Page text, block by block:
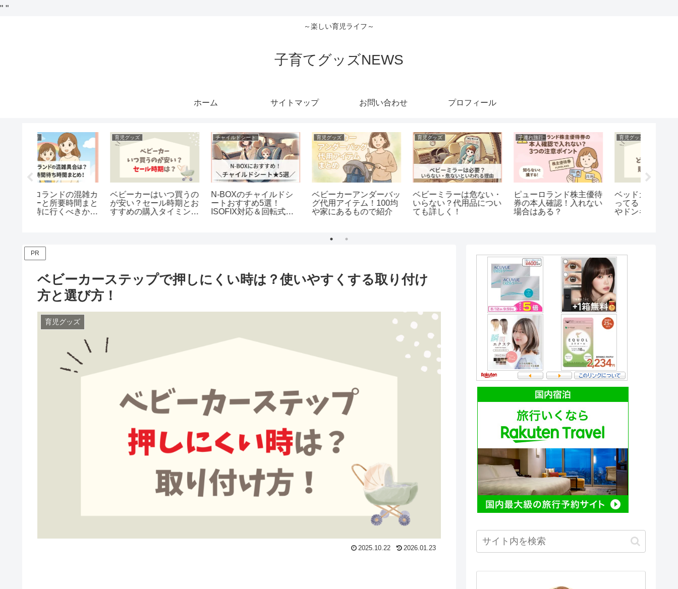
" "
～楽しい育児ライフ～
子育てグッズNEWS
ホーム サイトマップ お問い合わせ プロフィール
子連れ旅行
ピューロランド株主優待
券の本人確認！入れない
場合はある？
育児グッズ
ベッドガードはどこで売
ってる？西松屋やニトリ
やドンキなど販売店まと
子連れ旅行
サンリオピューロランド
の服装はどうする？子供
の季節や気温に合わせた
チャイルドシート
アルファードにおすすめ
なチャイルドシート！
ISOFIX対応の人気モデ
子連れ旅行
サンリオ消えたキャラ一
覧！懐かしい歴代キャラ
をまとめて紹介！
子連れ旅行
ミラコスタで家族5人～
6人で泊まれる？ファミ
リールームの料金＆ベッ
PR
ベビーカーステップで押しにくい時は？使いやすくする取り付け
方と選び方！
育児グッズ
2025.10.22 2026.01.23